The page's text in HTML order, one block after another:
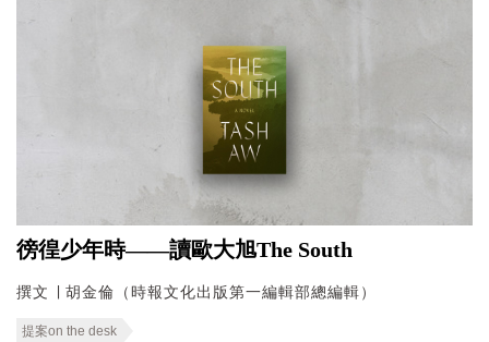
徬徨少年時——讀歐大旭The South
撰文 ∣ 胡金倫（時報文化出版第一編輯部總編輯）
提案on the desk